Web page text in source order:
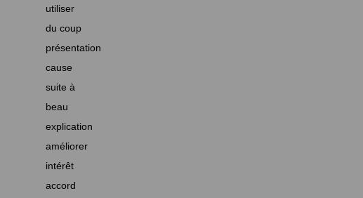
utiliser
du coup
présentation
cause
suite à
beau
explication
améliorer
intérêt
accord